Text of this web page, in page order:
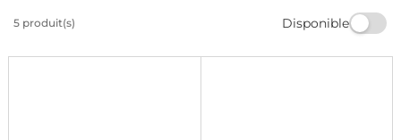
Marionnaud. Profitez de nos offres exclusives et
5 produit(s) Disponible